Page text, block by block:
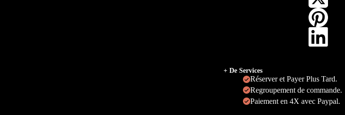
+ De Services
Réserver et Payer Plus Tard.
Regroupement de commande.
Paiement en 4X avec Paypal.